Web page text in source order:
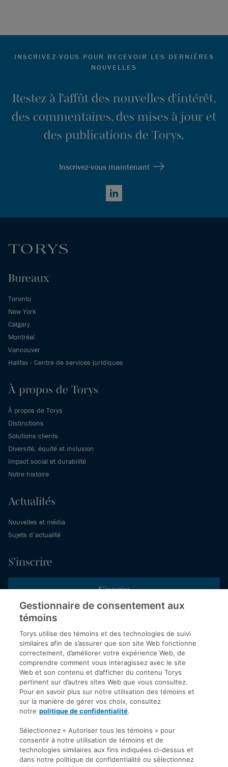
INSCRIVEZ-VOUS POUR RECEVOIR LES DERNIÈRES
NOUVELLES
Restez à l’affût des nouvelles d’intérêt,
des commentaires, des mises à jour et
des publications de Torys.
Inscrivez-vous maintenant
LinkedIn
Bureaux
Toronto
New York
Calgary
Montréal
Vancouver
Halifax - Centre de services juridiques
À propos de Torys
À propos de Torys
Distinctions
Solutions clients
Diversité, équité et inclusion
Impact social et durabilité
Notre histoire
Actualités
Nouvelles et média
Sujets d’actualité
S’inscrire
S’inscrire
Inscrivez-vous aux publications de Torys pour recevoir nos derniers
commentaires, notre calendrier de webinaires et d’événements et
plus encore.
© 2026 Société d'avocats Torys S.E.N.C.R.L. Tous droits
réservés.
Politique de protection des renseignements personnels
Droit d’auteur
Avis de non-responsabilité
Modalités générales
Accessibilité
Gestionnaire de consentement aux
témoins
Torys utilise des témoins et des technologies de suivi
similaires afin de s’assurer que son site Web fonctionne
correctement, d’améliorer votre expérience Web, de
comprendre comment vous interagissez avec le site
Web et son contenu et d’afficher du contenu Torys
pertinent sur d’autres sites Web que vous consultez.
Pour en savoir plus sur notre utilisation des témoins et
sur la manière de gérer vos choix, consultez
notre politique de confidentialité.
Sélectionnez « Autoriser tous les témoins » pour
consentir à notre utilisation de témoins et de
technologies similaires aux fins indiquées ci-dessus et
dans notre politique de confidentialité ou sélectionnez